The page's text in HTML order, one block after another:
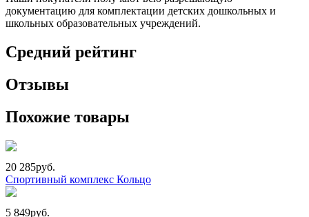
документацию для комплектации детских дошкольных и
школьных образовательных учреждений.
Средний рейтинг
Отзывы
Похожие товары
20 285руб.
Спортивный комплекс Кольцо
5 849руб.